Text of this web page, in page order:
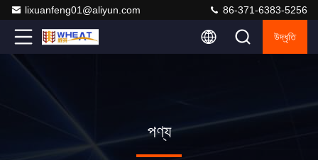
lixuanfeng01@aliyun.com 86-371-6383-5256
উদ্ধৃতি
পণ্য